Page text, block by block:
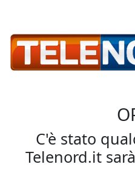
C'è stato
Telenord.it